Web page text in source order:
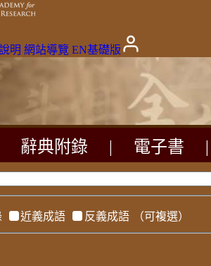
明 網站導覽 EN基礎版
辭典附錄 電子書
近義成語 反義成語 （可複選）